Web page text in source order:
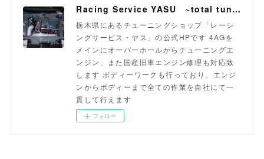
Racing Service YASU ~total tuning proshop~
栃木県にあるチューニングショップ「レーシ
ングサービス・ヤス」の公式HPです 4AGを
メインにオーバーホールからチューニングエ
ンジン、また国産旧車エンジン修理も対応致
します ボディーワークも行っており、エンジ
ンからボディーまで全ての作業を自社にて一
貫して行えます
フォロー